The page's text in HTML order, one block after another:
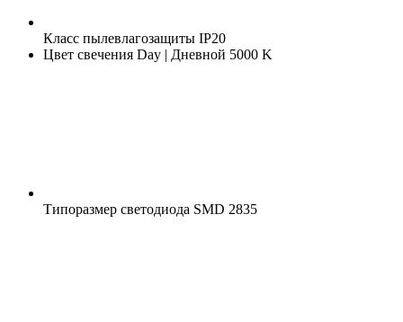
Класс пылевлагозащиты IP20
Цвет свечения Day | Дневной 5000 K
Типоразмер светодиода SMD 2835